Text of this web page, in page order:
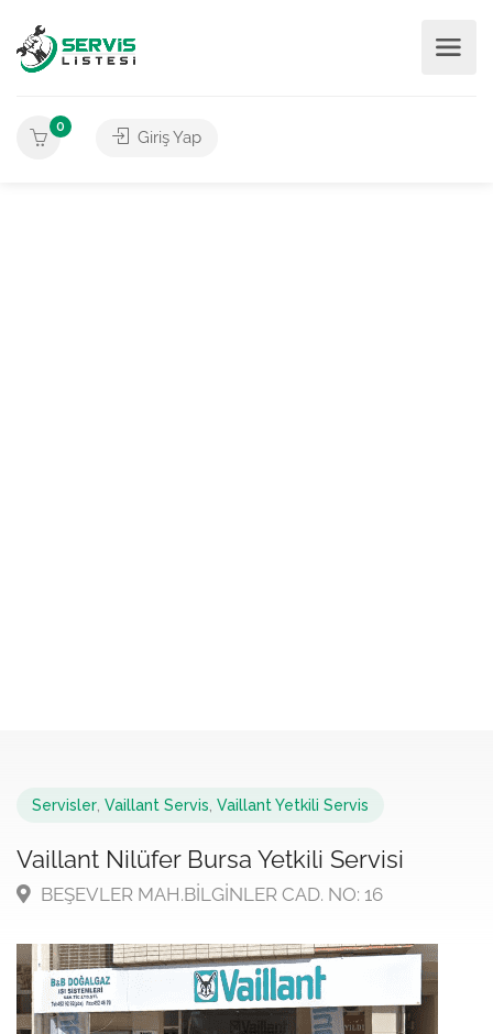
0
Giriş Yap
Servisler Vaillant Servis Vaillant Yetkili Servis
Vaillant Nilüfer Bursa Yetkili Servisi
BEŞEVLER MAH.BİLGİNLER CAD. NO: 16